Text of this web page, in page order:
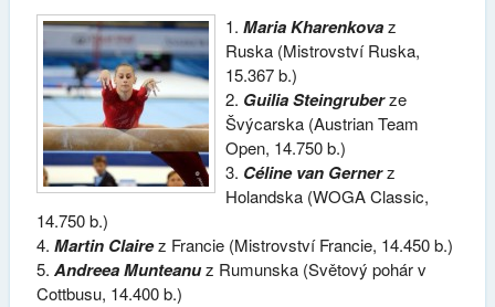
1.Maria Kharenkovaz
Ruska (Mistrovství Ruska,
15.367 b.)
2. Guilia Steingruberze
Švýcarska (Austrian Team
Open, 14.750 b.)
3. Céline van Gernerz
Holandska (WOGA Classic,
14.750 b.)
4. Martin Clairez Francie (Mistrovství Francie, 14.450 b.)
5. Andreea Munteanuz Rumunska (Světový pohár v
Cottbusu, 14.400 b.)